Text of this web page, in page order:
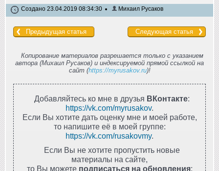
Создано 23.04.2019 08:34:30 Михаил Русаков
Предыдущая статья Следующая статья
Копирование материалов разрешается только с указанием
автора (Михаил Русаков) и индексируемой прямой ссылкой на
сайт (https://myrusakov.ru)!
Добавляйтесь ко мне в друзья ВКонтакте:
https://vk.com/myrusakov.
Если Вы хотите дать оценку мне и моей работе,
то напишите её в моей группе:
https://vk.com/rusakovmy.
Если Вы не хотите пропустить новые
материалы на сайте,
то Вы можете подписаться на обновления: